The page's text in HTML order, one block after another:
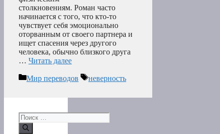
столкновениям. Роман часто
начинается с того, что кто-то
чувствует себя эмоционально
оторванным от своего партнера и
ищет спасения через другого
человека, обычно близкого друга
… Читать далее
Рубрики
Мир переводов Метки
неверность
Поиск: